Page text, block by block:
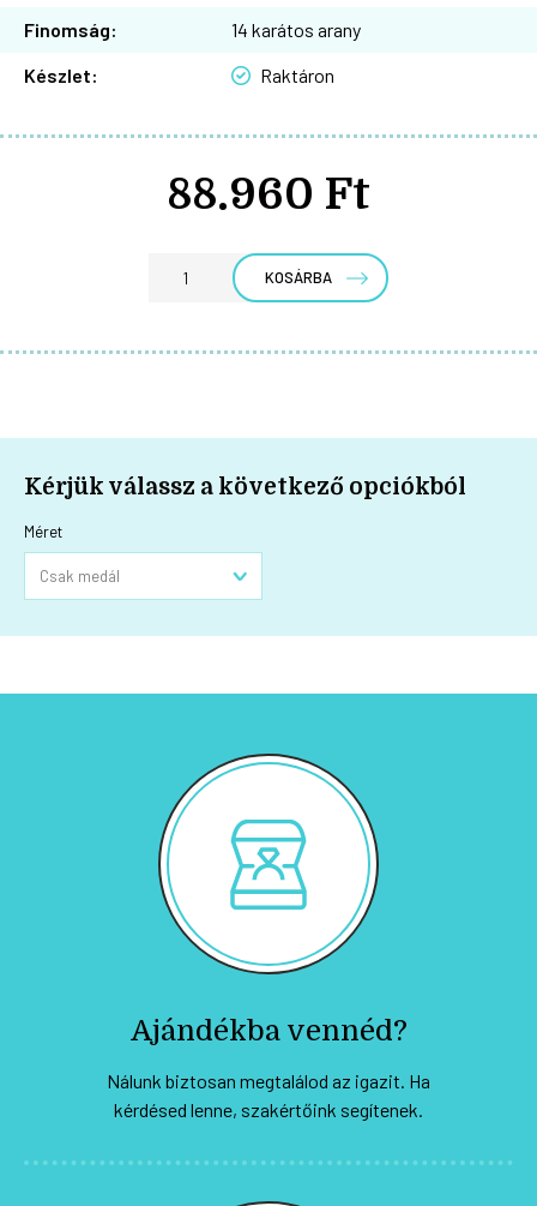
Finomság:
14 karátos arany
Készlet:
Raktáron
88.960 Ft
KOSÁRBA
Kérjük válassz a következő opciókból
Méret
Ajándékba vennéd?
Nálunk biztosan megtalálod az igazit. Ha
kérdésed lenne, szakértőink segítenek.